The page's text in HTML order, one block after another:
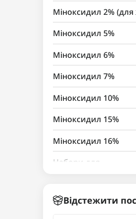
Міноксидил 2% (для
Міноксидил 5%
Міноксидил 6%
Міноксидил 7%
Міноксидил 10%
Міноксидил 15%
Міноксидил 16%
Набори для
Для чоловіків
Крем з
Відстежити